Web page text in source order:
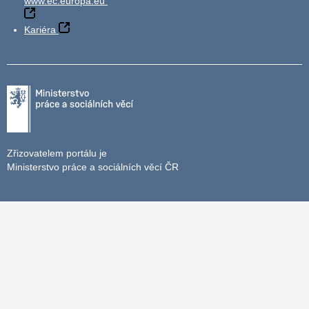
Kariéra
Zřizovatelem portálu je
Ministerstvo práce a sociálních věcí ČR